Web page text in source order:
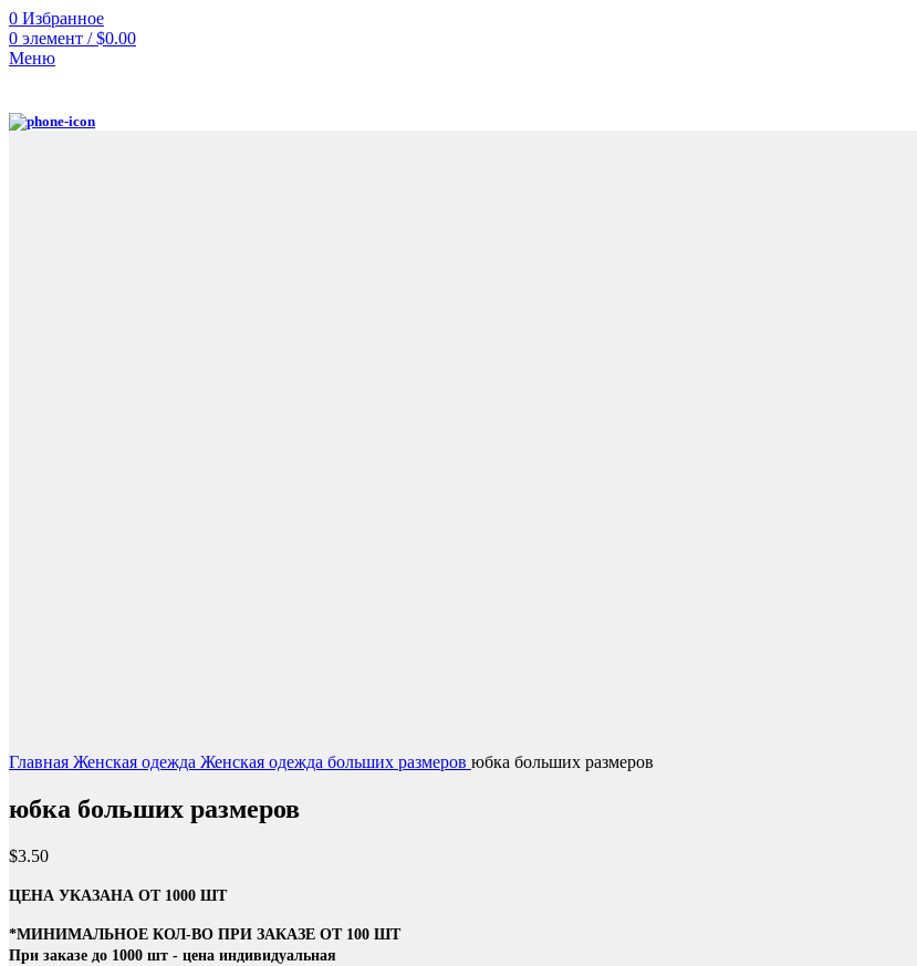
0 Избранное
0 элемент / $0.00
Меню
Главная Женская одежда Женская одежда больших размеров юбка больших размеров
юбка больших размеров
$3.50
ЦЕНА УКАЗАНА ОТ 1000 ШТ
*МИНИМАЛЬНОЕ КОЛ-ВО ПРИ ЗАКАЗЕ ОТ 100 ШТ
При заказе до 1000 шт - цена индивидуальная